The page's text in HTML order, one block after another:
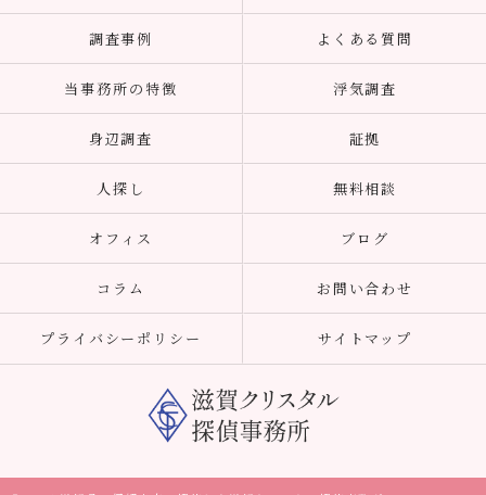
調査事例 よくある質問
当事務所の特徴 浮気調査
身辺調査 証拠
人探し 無料相談
オフィス ブログ
コラム お問い合わせ
プライバシーポリシー サイトマップ